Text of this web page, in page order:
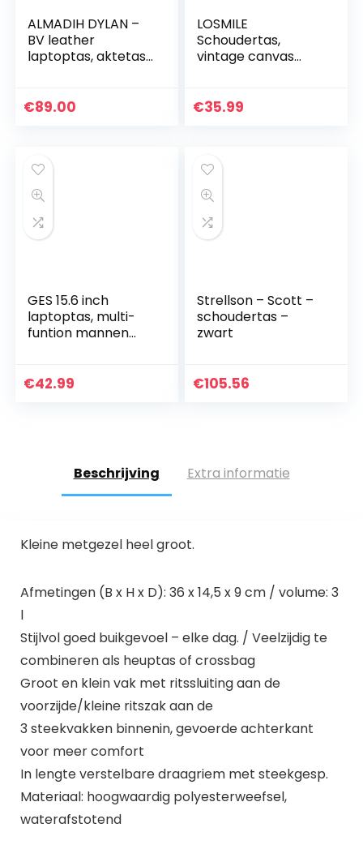
ALMADIH DYLAN –
BV leather
laptoptas, aktetas,
omhangtas, uniseks
€89.00
LOSMILE
Schoudertas,
vintage canvas
€35.99
GES 15.6 inch
laptoptas, multi-
funtion mannen
laptop messenger
€42.99
Strellson – Scott –
schoudertas –
zwart
€105.56
Beschrijving Extra informatie
Kleine metgezel heel groot.
Afmetingen (B x H x D): 36 x 14,5 x 9 cm / volume: 3
l
Stijlvol goed buikgevoel – elke dag. / Veelzijdig te
combineren als heuptas of crossbag
Groot en klein vak met ritssluiting aan de
voorzijde/kleine ritszak aan de
3 steekvakken binnenin, gevoerde achterkant
voor meer comfort
In lengte verstelbare draagriem met steekgesp.
Materiaal: hoogwaardig polyesterweefsel,
waterafstotend